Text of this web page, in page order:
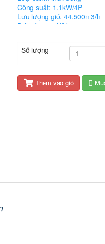
Công suất: 1.1kW/4P
Lưu lượng gió: 44.500m3/h
Điện áp: 380V/Hz
Kích thước: 1380*1380*400
Quạt hút thông gió vuông
Số lượng
Thêm vào giỏ